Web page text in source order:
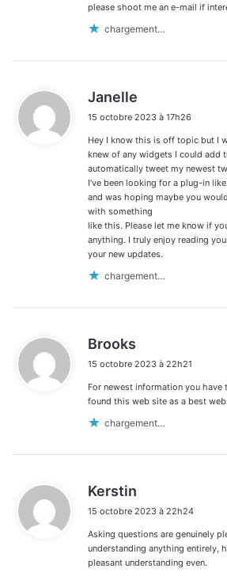
please shoot me an e-mail if
chargement…
Janelle
t
:
15 octobre 2023 à 17h26
Hey I know this is off topic but I
knew of any widgets I could add
automatically tweet my newest
I’ve been looking for a plug-in
and was hoping maybe you
with something
like this. Please let me know if
anything. I truly enjoy reading
your new updates.
chargement…
Brooks
t
:
15 octobre 2023 à 22h21
For newest information you have
found this web site as a best
chargement…
Kerstin
t
:
15 octobre 2023 à 22h24
Asking questions are genuinely
understanding anything entirely,
pleasant understanding even.